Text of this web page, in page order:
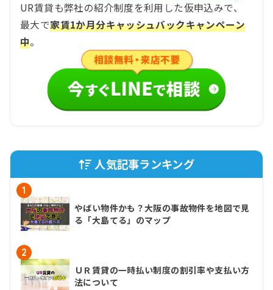
UR賃貸も弊社の紹介制度を利用した仮申込みで、
最大で家賃1か月分キャッシュバックキャンペーン
中。
人気記事ランキング
1
やばい物件かも？大阪の事故物件を地図で見
る「大島てる」のマップ
2
ＵＲ賃貸の一時払い制度の割引率や支払い方
法について